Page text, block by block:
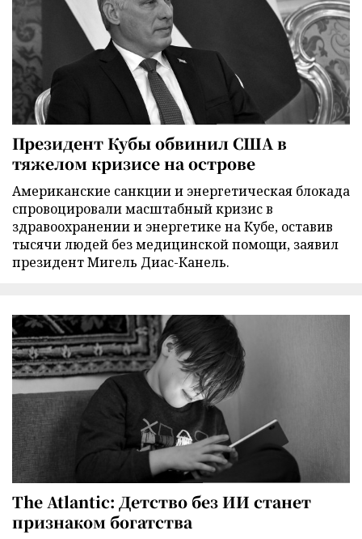
Президент Кубы обвинил США в
тяжелом кризисе на острове
Американские санкции и энергетическая блокада
спровоцировали масштабный кризис в
здравоохранении и энергетике на Кубе, оставив
тысячи людей без медицинской помощи, заявил
президент Мигель Диас-Канель.
The Atlantic: Детство без ИИ станет
признаком богатства